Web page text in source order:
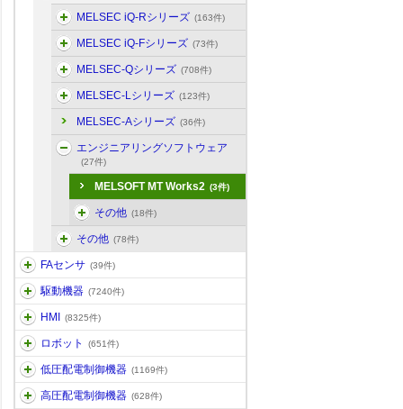
MELSEC iQ-Rシリーズ (163件)
MELSEC iQ-Fシリーズ (73件)
MELSEC-Qシリーズ (708件)
MELSEC-Lシリーズ (123件)
MELSEC-Aシリーズ (36件)
エンジニアリングソフトウェア
(27件)
MELSOFT MT Works2 (3件)
その他 (18件)
その他 (78件)
FAセンサ (39件)
駆動機器 (7240件)
HMI (8325件)
ロボット (651件)
低圧配電制御機器 (1169件)
高圧配電制御機器 (628件)